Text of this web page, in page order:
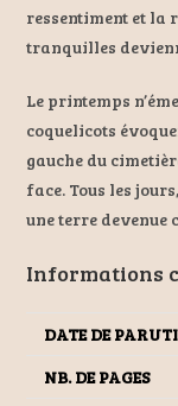
ressentiment et la
tranquilles
Le printemps
coquelicots
gauche du
face. Tous les
une terre devenue
Informations
DATE DE
NB. DE PAGES